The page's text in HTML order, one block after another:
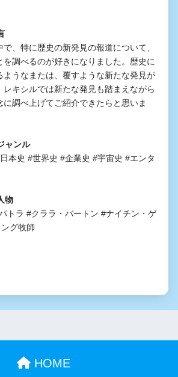
、特に歴史の新発見の報道について、
を調べるのが好きになりました。歴史に
ようなまたは、覆すような新たな発見が
レキシルでは新たな発見も踏まえながら
に調べ上げてご紹介できたらと思いま
ャンル
本史 #世界史 #企業史 #宇宙史 #エンタ
物
トラ #クララ・バートン #ナイチン・ゲ
グ牧師
HOME